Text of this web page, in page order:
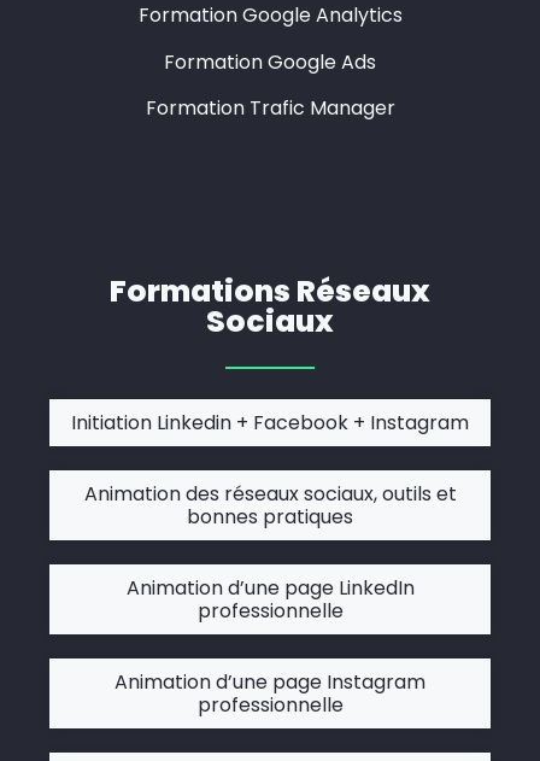
Formation Google Analytics
Formation Google Ads
Formation Trafic Manager
Formations Réseaux
Sociaux
Initiation Linkedin + Facebook + Instagram
Animation des réseaux sociaux, outils et
bonnes pratiques
Animation d’une page LinkedIn
professionnelle
Animation d’une page Instagram
professionnelle